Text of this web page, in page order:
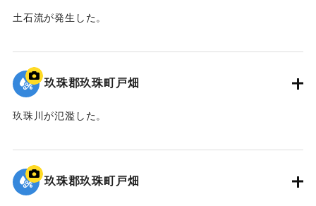
土石流が発生した。
2020/7/6｜固有コード:01215083
玖珠郡玖珠町戸畑
玖珠川が氾濫した。
2020/7/6｜固有コード:01215082
玖珠郡玖珠町戸畑